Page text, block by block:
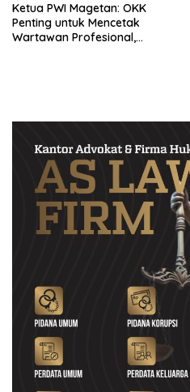
Ketua PWI Magetan: OKK
Penting untuk Mencetak
Wartawan Profesional,